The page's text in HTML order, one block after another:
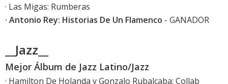
· Las Migas: Rumberas
· Antonio Rey: Historias De Un Flamenco - GANADOR
__Jazz__
Mejor Álbum de Jazz Latino/Jazz
· Hamilton De Holanda y Gonzalo Rubalcaba: Collab